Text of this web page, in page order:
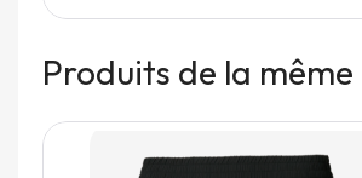
Produits de la